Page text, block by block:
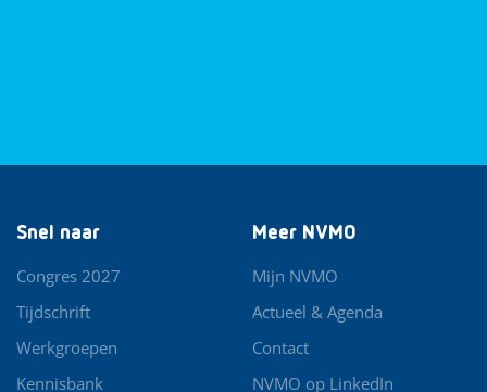
Snel naar
Congres 2027
Tijdschrift
Werkgroepen
Kennisbank
Meer NVMO
Mijn NVMO
Actueel & Agenda
Contact
NVMO op LinkedIn